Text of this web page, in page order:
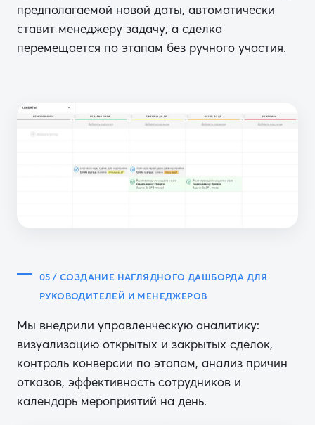
предполагаемой новой даты, автоматически
ставит менеджеру задачу, а сделка
перемещается по этапам без ручного участия.
05 / СОЗДАНИЕ НАГЛЯДНОГО ДАШБОРДА ДЛЯ
РУКОВОДИТЕЛЕЙ И МЕНЕДЖЕРОВ
Мы внедрили управленческую аналитику:
визуализацию открытых и закрытых сделок,
контроль конверсии по этапам, анализ причин
отказов, эффективность сотрудников и
календарь мероприятий на день.